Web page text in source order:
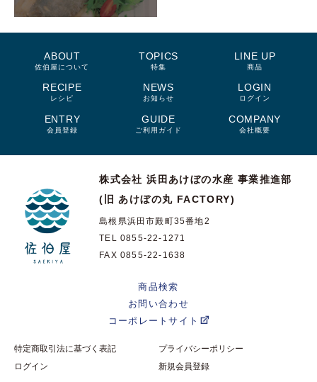
ABOUT
佐伯屋について
TOPICS
特集
LINE UP
商品
RECIPE
レシピ
NEWS
お知らせ
LOGIN
ログイン
ENTRY
会員登録
GUIDE
ご利用ガイド
COMPANY
会社概要
株式会社 浜田あけぼの水産 事業推進部
(旧 あけぼの丸 FACTORY)
島根県浜田市殿町35番地2
TEL 0855-22-1271
FAX 0855-22-1638
商品検索
お問い合わせ
コーポレートサイト
特定商取引法に基づく表記
プライバシーポリシー
ログイン
新規会員登録